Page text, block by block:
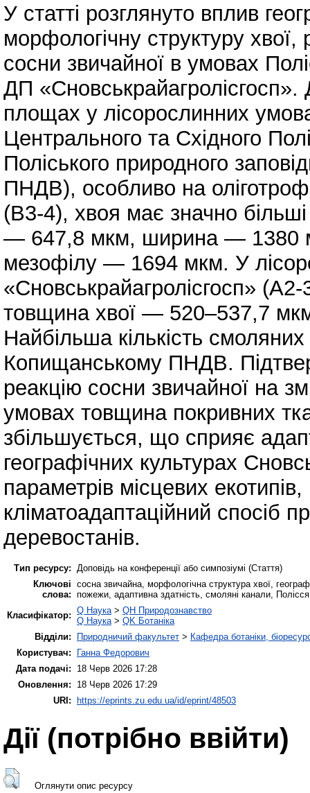
У статті розглянуто вплив
морфологічну структуру хвої,
сосни звичайної в умовах
ДП
площах у лісорослинних
Центрального та Східного
Поліського природного
ПНДВ), особливо на
(В3-4), хвоя має значно
— 647,8 мкм, ширина — 1380
мезофілу — 1694 мкм. У
«Сновськрайагролісгосп»
товщина хвої — 520–537,7
Найбільша кількість
Копищанському ПНДВ.
реакцію сосни звичайної на
умовах товщина покривних
збільшується, що сприяє
географічних культурах
параметрів місцевих
кліматоадаптаційний спосіб
деревостанів.
Тип ресурсу:
Доповідь на конференції або симпозіумі (Стаття)
Ключові
слова:
сосна звичайна, морфологічна структура хвої,
пожежи, адаптивна здатність, смоляні канали, Полісся
Класифікатор: Q Наука > QH Природознавство
Q Наука > QK Ботаніка
Відділи:
Природничий факультет > Кафедра ботаніки,
Користувач:
Ганна Федорович
Дата подачі:
18 Черв 2026 17:28
Оновлення:
18 Черв 2026 17:29
URI: https://eprints.zu.edu.ua/id/eprint/48503
Дії ​​(потрібно ввійти)
Оглянути опис ресурсу